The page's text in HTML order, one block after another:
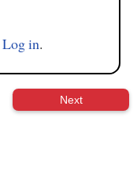
Log in.
Next